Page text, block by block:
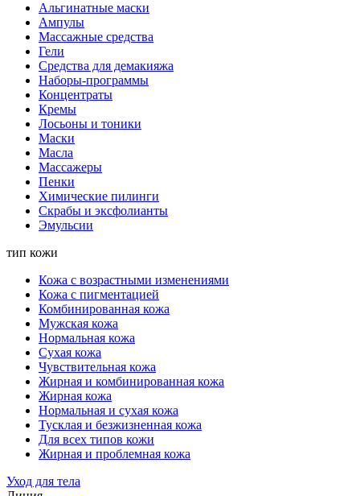
Альгинатные маски
Ампулы
Массажные средства
Гели
Средства для демакияжа
Наборы-программы
Концентраты
Кремы
Лосьоны и тоники
Маски
Масла
Массажеры
Пенки
Химические пилинги
Скрабы и эксфолианты
Эмульсии
тип кожи
Кожа с возрастными изменениями
Кожа с пигментацией
Комбинированная кожа
Мужская кожа
Нормальная кожа
Сухая кожа
Чувствительная кожа
Жирная и комбинированная кожа
Жирная кожа
Нормальная и сухая кожа
Тусклая и безжизненная кожа
Для всех типов кожи
Жирная и проблемная кожа
Уход для тела